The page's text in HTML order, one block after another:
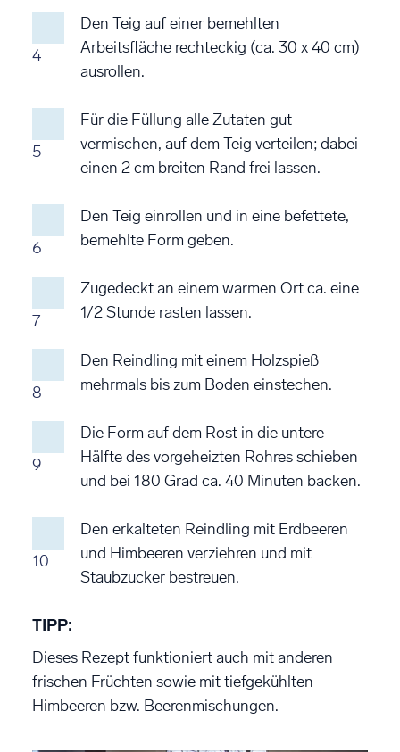
4
Den Teig auf einer bemehlten
Arbeitsfläche rechteckig (ca. 30 x 40 cm)
ausrollen.
5
Für die Füllung alle Zutaten gut
vermischen, auf dem Teig verteilen; dabei
einen 2 cm breiten Rand frei lassen.
6
Den Teig einrollen und in eine befettete,
bemehlte Form geben.
7
Zugedeckt an einem warmen Ort ca. eine
1/2 Stunde rasten lassen.
8
Den Reindling mit einem Holzspieß
mehrmals bis zum Boden einstechen.
9
Die Form auf dem Rost in die untere
Hälfte des vorgeheizten Rohres schieben
und bei 180 Grad ca. 40 Minuten backen.
10
Den erkalteten Reindling mit Erdbeeren
und Himbeeren verziehren und mit
Staubzucker bestreuen.
TIPP:
Dieses Rezept funktioniert auch mit anderen
frischen Früchten sowie mit tiefgekühlten
Himbeeren bzw. Beerenmischungen.